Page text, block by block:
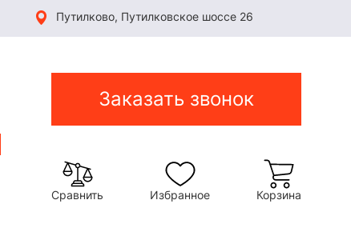
Путилково, Путилковское шоссе 26
Заказать звонок
Сравнить Избранное Корзина